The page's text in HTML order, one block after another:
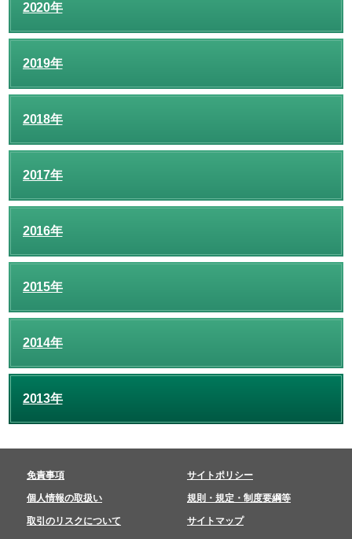
2020年
2019年
2018年
2017年
2016年
2015年
2014年
2013年
免責事項 サイトポリシー
個人情報の取扱い 規則・規定・制度要綱等
取引のリスクについて サイトマップ